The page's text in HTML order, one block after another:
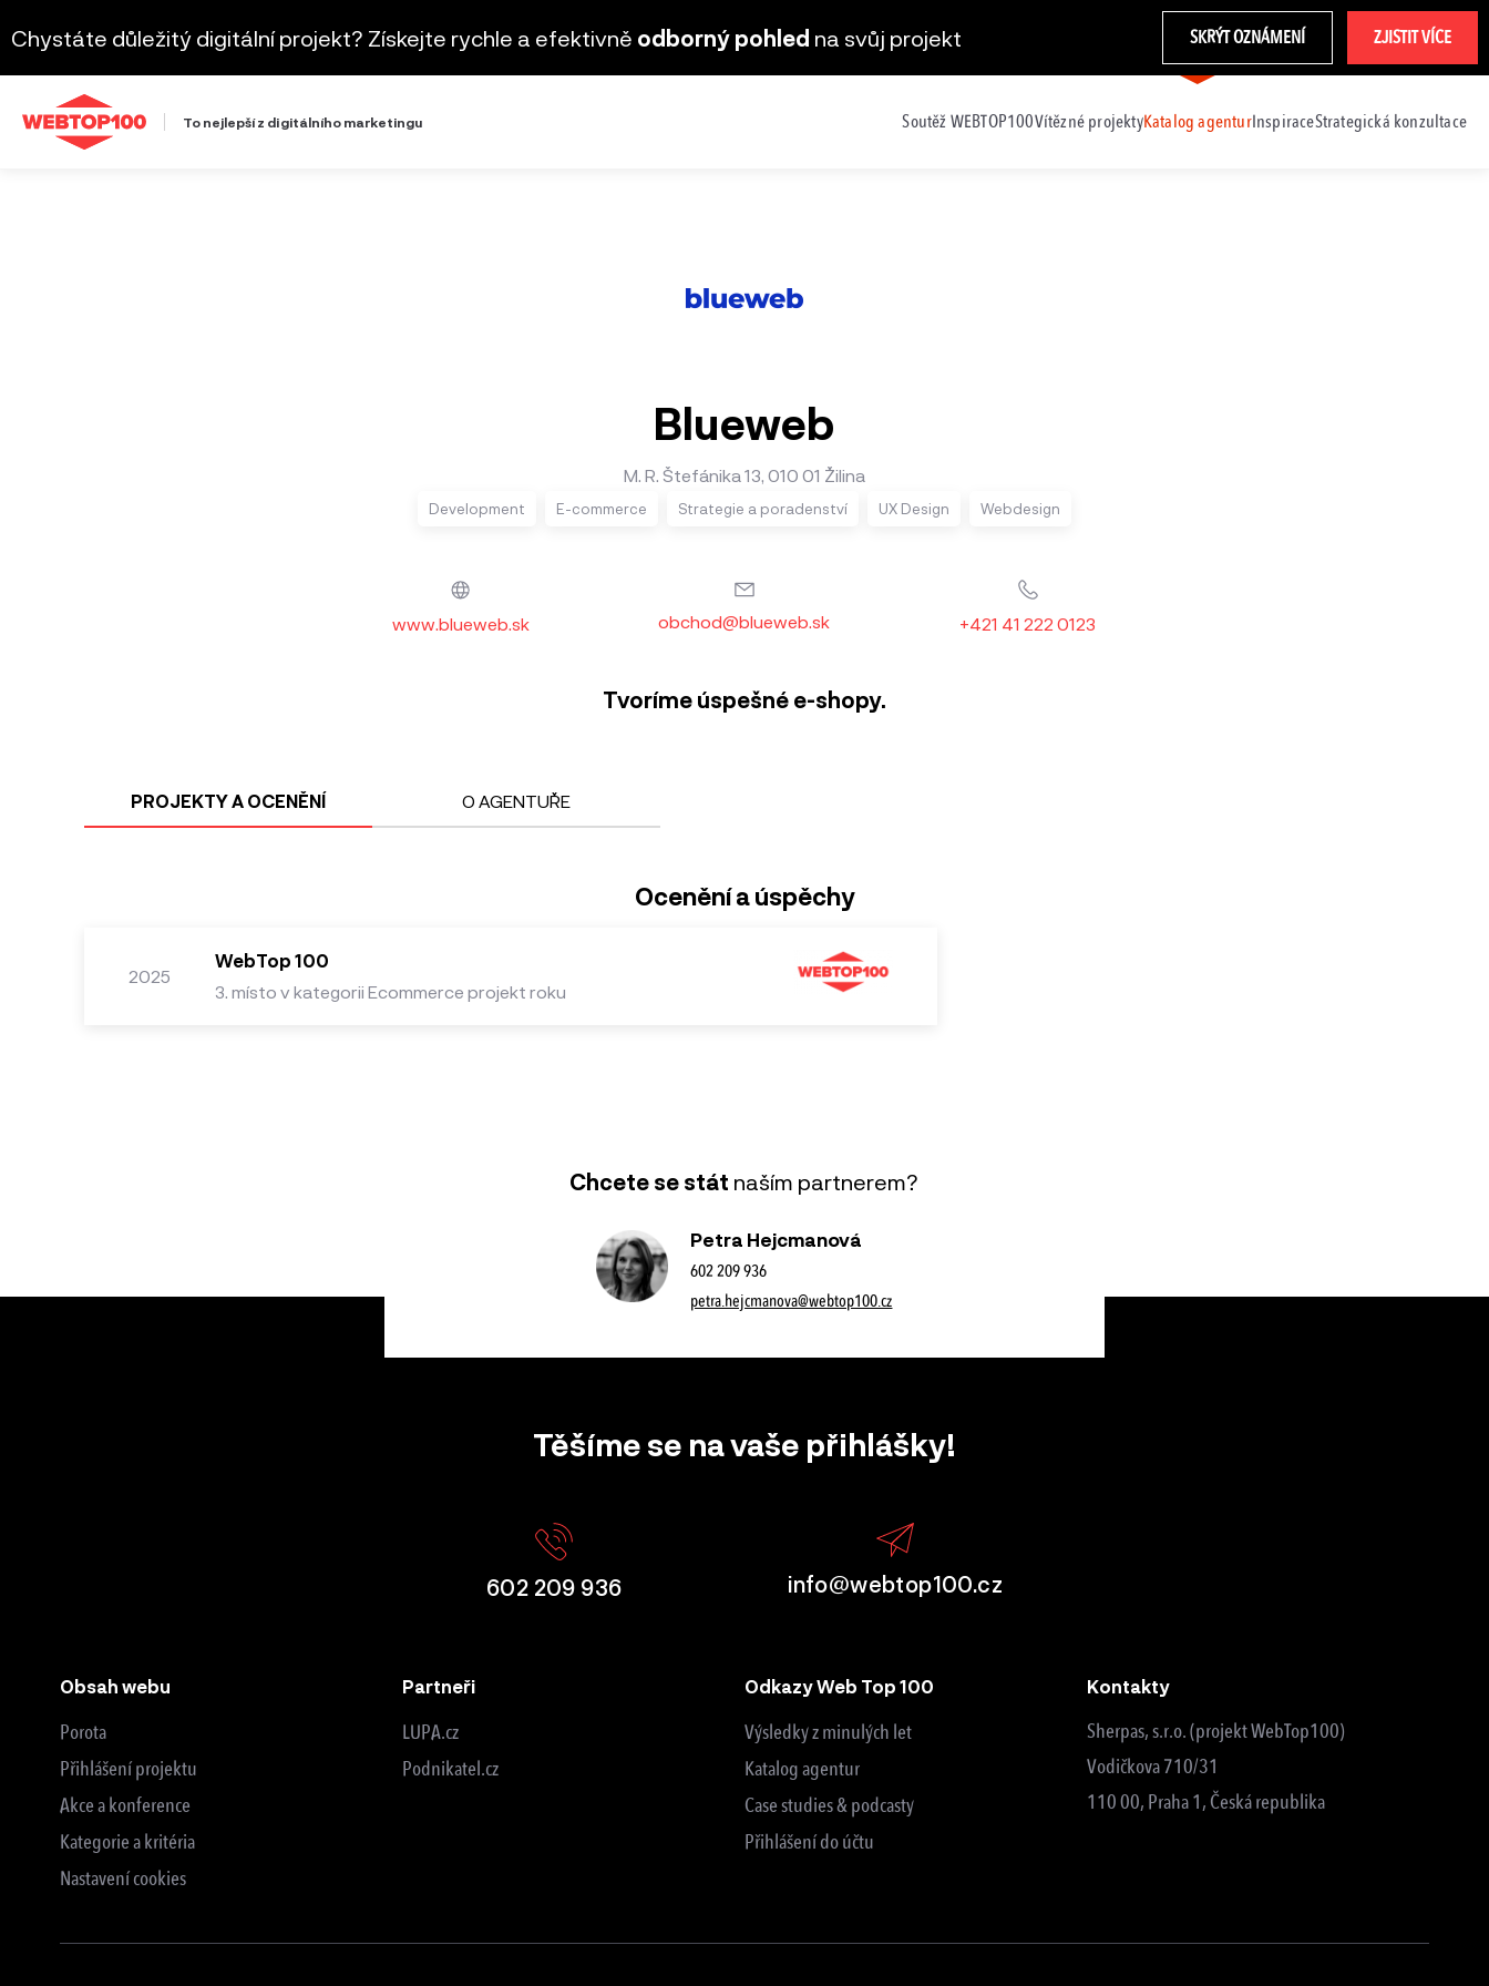
Chystáte důležitý digitální projekt? Získejte rychle a efektivně odborný pohled na svůj projekt SKRÝT OZNÁMENÍ ZJISTIT VÍCE
To nejlepší z digitálního marketingu Soutěž WEBTOP100Vítězné projektyKatalog agenturInspiraceStrategická konzultace
Blueweb
M. R. Štefánika 13, 010 01 Žilina
Development E-commerce Strategie a poradenství UX Design Webdesign
www.blueweb.sk obchod@blueweb.sk +421 41 222 0123
Tvoríme úspešné e-shopy.
PROJEKTY A OCENĚNÍ O AGENTUŘE
Ocenění a úspěchy
2025
WebTop 100
3. místo v kategorii Ecommerce projekt roku
Chcete se stát naším partnerem?
Petra Hejcmanová
602 209 936
petra.hejcmanova@webtop100.cz
Těšíme se na vaše přihlášky!
602 209 936 info@webtop100.cz
Obsah webu
Porota
Přihlášení projektu
Akce a konference
Kategorie a kritéria
Nastavení cookies
Partneři
LUPA.cz
Podnikatel.cz
Odkazy Web Top 100
Výsledky z minulých let
Katalog agentur
Case studies & podcasty
Přihlášení do účtu
Kontakty
Sherpas, s.r.o. (projekt WebTop100)
Vodičkova 710/31
110 00, Praha 1, Česká republika